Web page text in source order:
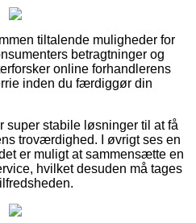
tiltalende muligheder for
betragtninger og
online forhandlerens
inden du færdiggør din
super stabile løsninger til at få
troværdighed. I øvrigt ses en
er muligt at sammensætte en
hvilket desuden må tages